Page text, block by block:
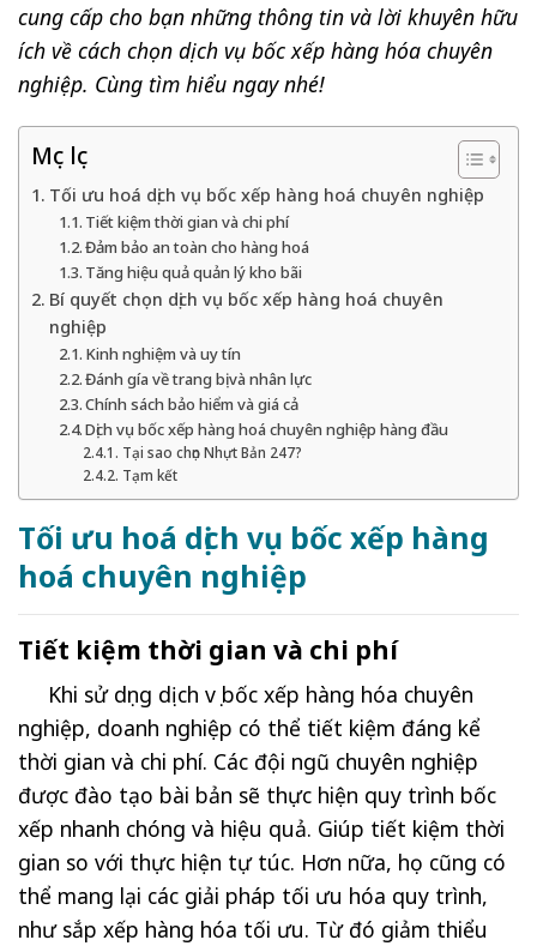
cung cấp cho bạn những thông tin và lời khuyên hữu
ích về cách chọn dịch vụ bốc xếp hàng hóa chuyên
nghiệp. Cùng tìm hiểu ngay nhé!
Mục lục
Tối ưu hoá dịch vụ bốc xếp hàng hoá chuyên nghiệp
Tiết kiệm thời gian và chi phí
Đảm bảo an toàn cho hàng hoá
Tăng hiệu quả quản lý kho bãi
Bí quyết chọn dịch vụ bốc xếp hàng hoá chuyên
nghiệp
Kinh nghiệm và uy tín
Đánh gía về trang bị và nhân lực
Chính sách bảo hiểm và giá cả
Dịch vụ bốc xếp hàng hoá chuyên nghiệp hàng đầu
Tại sao chọn Nhựt Bản 247?
Tạm kết
Tối ưu hoá dịch vụ bốc xếp hàng
hoá chuyên nghiệp
Tiết kiệm thời gian và chi phí
Khi sử dụng dịch vụ bốc xếp hàng hóa chuyên
nghiệp, doanh nghiệp có thể tiết kiệm đáng kể
thời gian và chi phí. Các đội ngũ chuyên nghiệp
được đào tạo bài bản sẽ thực hiện quy trình bốc
xếp nhanh chóng và hiệu quả. Giúp tiết kiệm thời
gian so với thực hiện tự túc. Hơn nữa, họ cũng có
thể mang lại các giải pháp tối ưu hóa quy trình,
như sắp xếp hàng hóa tối ưu. Từ đó giảm thiểu